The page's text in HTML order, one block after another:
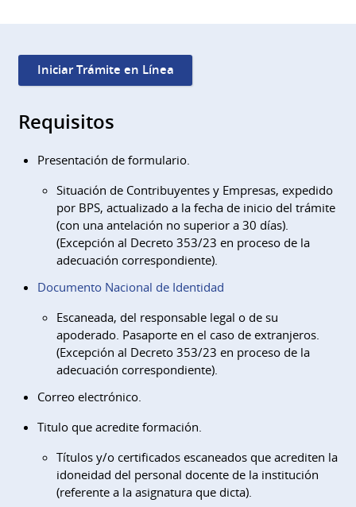
Iniciar Trámite en Línea
Requisitos
Presentación de formulario.
Situación de Contribuyentes y Empresas, expedido
por BPS, actualizado a la fecha de inicio del trámite
(con una antelación no superior a 30 días).
(Excepción al Decreto 353/23 en proceso de la
adecuación correspondiente).
Documento Nacional de Identidad
Escaneada, del responsable legal o de su
apoderado. Pasaporte en el caso de extranjeros.
(Excepción al Decreto 353/23 en proceso de la
adecuación correspondiente).
Correo electrónico.
Titulo que acredite formación.
Títulos y/o certificados escaneados que acrediten la
idoneidad del personal docente de la institución
(referente a la asignatura que dicta).